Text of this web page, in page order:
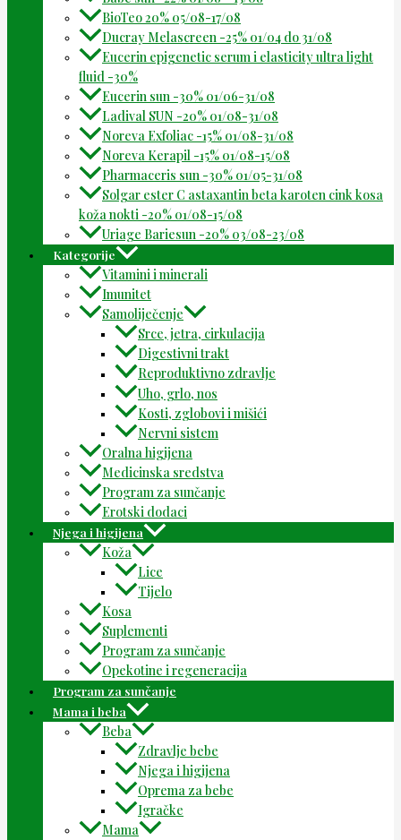
BioTeo 20% 05/08-17/08
Ducray Melascreen -25% 01/04 do 31/08
Eucerin epigenetic serum i elasticity ultra light
fluid -30%
Eucerin sun -30% 01/06-31/08
Ladival SUN -20% 01/08-31/08
Noreva Exfoliac -15% 01/08-31/08
Noreva Kerapil -15% 01/08-15/08
Pharmaceris sun -30% 01/05-31/08
Solgar ester C astaxantin beta karoten cink kosa
koža nokti -20% 01/08-15/08
Uriage Bariesun -20% 03/08-23/08
Kategorije
Vitamini i minerali
Imunitet
Samoliječenje
Srce, jetra, cirkulacija
Digestivni trakt
Reproduktivno zdravlje
Uho, grlo, nos
Kosti, zglobovi i mišići
Nervni sistem
Oralna higijena
Medicinska sredstva
Program za sunčanje
Erotski dodaci
Njega i higijena
Koža
Lice
Tijelo
Kosa
Suplementi
Program za sunčanje
Opekotine i regeneracija
Program za sunčanje
Mama i beba
Beba
Zdravlje bebe
Njega i higijena
Oprema za bebe
Igračke
Mama